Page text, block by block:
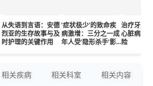
从失语到言语：安德
烈亚的生存故事与及
时护理的关键作用
'症状极少'的致命疾
病激增：三分之一成
年人受'隐形杀手'影
治疗牙周
心脏病发
险
相关疾病 相关科室 相关内容